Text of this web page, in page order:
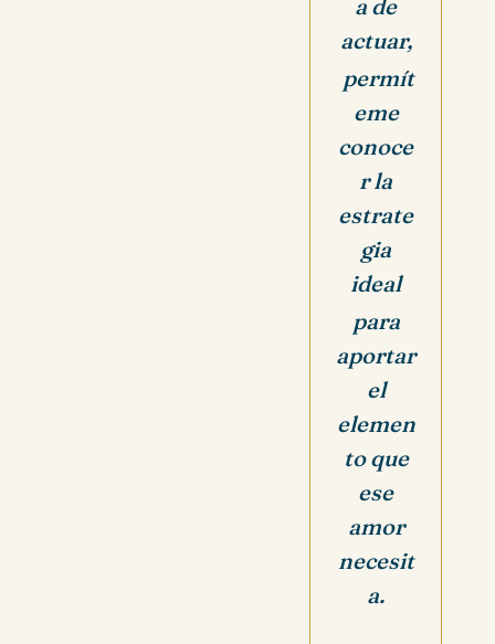
a de
actuar,
permít
eme
conoce
r la
estrate
gia
ideal
para
aportar
el
elemen
to que
ese
amor
necesit
a.